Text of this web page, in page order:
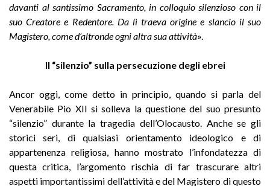
davanti al santissimo Sacramento, in colloquio silenzioso con il
suo Creatore e Redentore. Da lì traeva origine e slancio il suo
Magistero, come d’altronde ogni altra sua attività».
Il “silenzio” sulla persecuzione degli ebrei
Ancor oggi, come detto in principio, quando si parla del
Venerabile Pio XII si solleva la questione del suo presunto
“silenzio” durante la tragedia dell’Olocausto. Anche se gli
storici seri, di qualsiasi orientamento ideologico e di
appartenenza religiosa, hanno mostrato l’infondatezza di
questa critica, l’argomento rischia di far trascurare altri
aspetti importantissimi dell’attività e del Magistero di questo